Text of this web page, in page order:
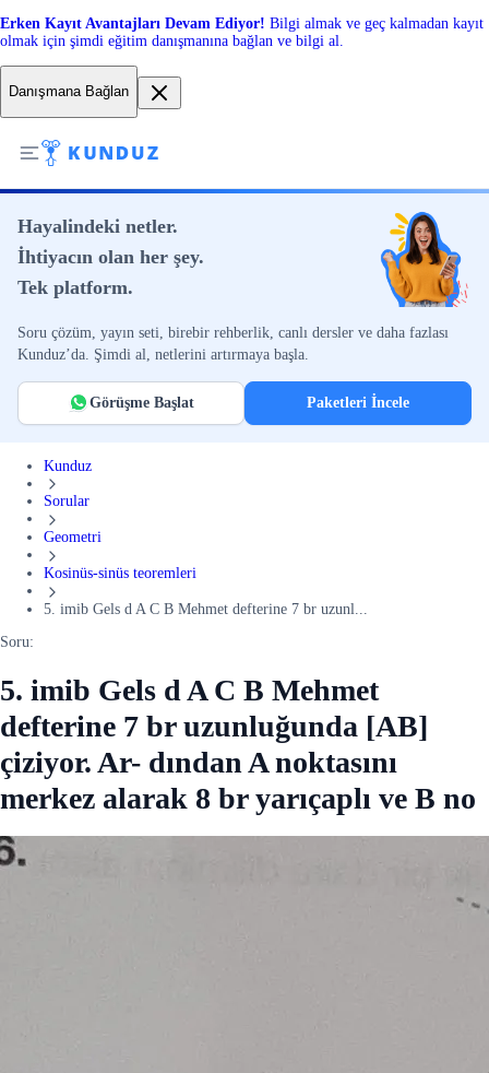
Erken Kayıt Avantajları Devam Ediyor! Bilgi almak ve geç kalmadan kayıt
olmak için şimdi eğitim danışmanına bağlan ve bilgi al.
Danışmana Bağlan
Hayalindeki netler.
İhtiyacın olan her şey.
Tek platform.
Soru çözüm, yayın seti, birebir rehberlik, canlı dersler ve daha fazlası
Kunduz’da. Şimdi al, netlerini artırmaya başla.
Görüşme Başlat Paketleri İncele
Kunduz
Sorular
Geometri
Kosinüs-sinüs teoremleri
5. imib Gels d A C B Mehmet defterine 7 br uzunl...
Soru:
5. imib Gels d A C B Mehmet
defterine 7 br uzunluğunda [AB]
çiziyor. Ar- dından A noktasını
merkez alarak 8 br yarıçaplı ve B no